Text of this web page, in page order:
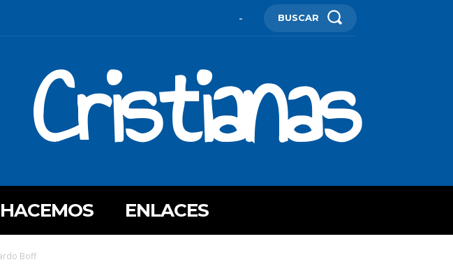
- BUSCAR
ENLACES
Boff